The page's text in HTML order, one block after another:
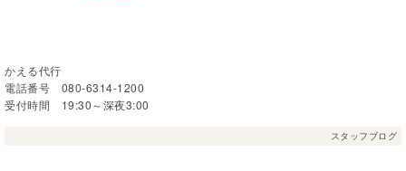
かえる代行
電話番号 080-6314-1200
受付時間 19:30～深夜3:00
スタッフブログ